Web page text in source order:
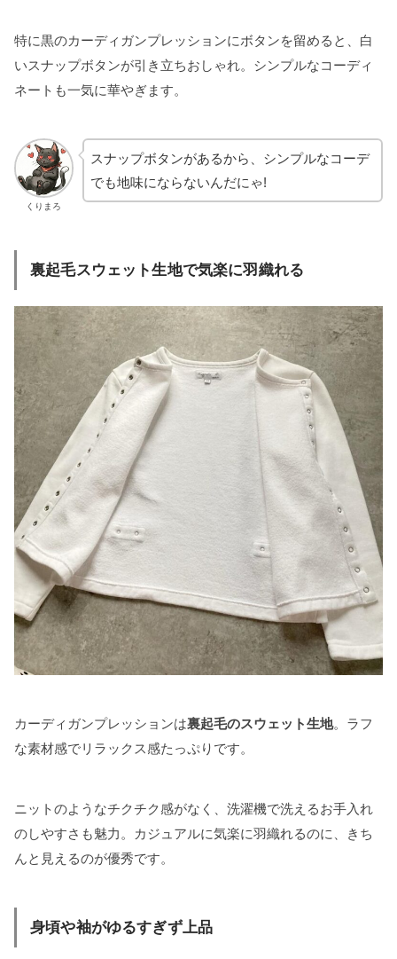
特に黒のカーディガンプレッションにボタンを留めると、白
いスナップボタンが引き立ちおしゃれ。シンプルなコーディ
ネートも一気に華やぎます。
くりまろ
スナップボタンがあるから、シンプルなコーデ
でも地味にならないんだにゃ!
裏起毛スウェット生地で気楽に羽織れる
カーディガンプレッションは裏起毛のスウェット生地。ラフ
な素材感でリラックス感たっぷりです。
ニットのようなチクチク感がなく、洗濯機で洗えるお手入れ
のしやすさも魅力。カジュアルに気楽に羽織れるのに、きち
んと見えるのが優秀です。
身頃や袖がゆるすぎず上品